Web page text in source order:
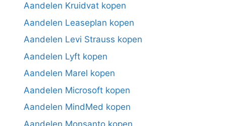
Aandelen Kruidvat kopen
Aandelen Leaseplan kopen
Aandelen Levi Strauss kopen
Aandelen Lyft kopen
Aandelen Marel kopen
Aandelen Microsoft kopen
Aandelen MindMed kopen
Aandelen Monsanto kopen